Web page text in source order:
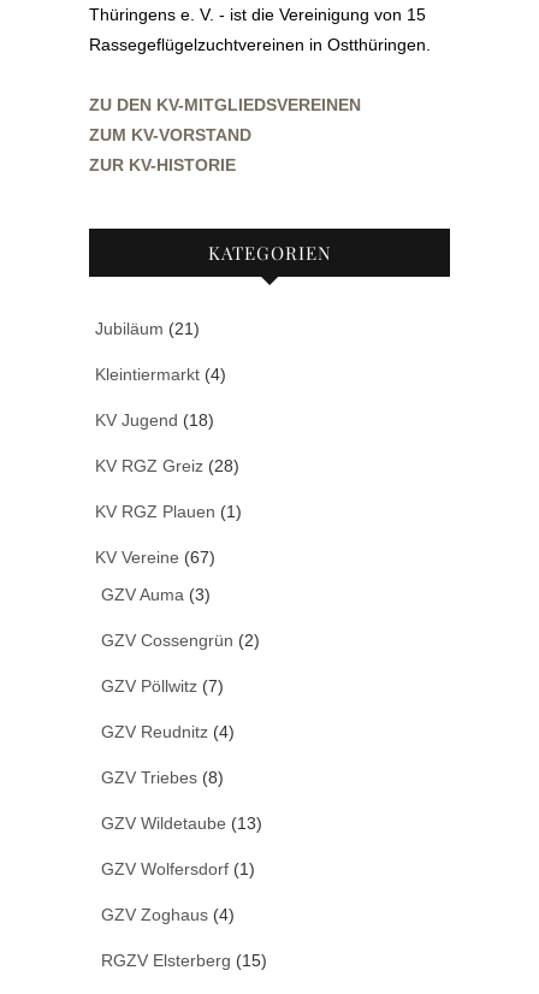
Thüringens e. V. - ist die Vereinigung von 15
Rassegeflügelzuchtvereinen in Ostthüringen.
ZU DEN KV-MITGLIEDSVEREINEN
ZUM KV-VORSTAND
ZUR KV-HISTORIE
KATEGORIEN
Jubiläum (21)
Kleintiermarkt (4)
KV Jugend (18)
KV RGZ Greiz (28)
KV RGZ Plauen (1)
KV Vereine (67)
GZV Auma (3)
GZV Cossengrün (2)
GZV Pöllwitz (7)
GZV Reudnitz (4)
GZV Triebes (8)
GZV Wildetaube (13)
GZV Wolfersdorf (1)
GZV Zoghaus (4)
RGZV Elsterberg (15)